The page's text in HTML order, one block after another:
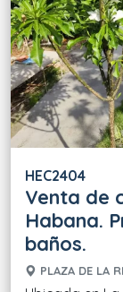
HEC2404
Venta de
Habana.
baños.
PLAZA DE LA